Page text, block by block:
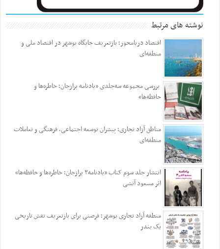
نوشته های مرتبط
اقتصاد دریامحور؛ بازتعریف جایگاه بوشهر در اقتصاد ملی و
منطقه‌ای
بررسی مجموعه سه‌جلدی «یادنامه برازجان؛ خاطره‌ها و
حافظه‌ها»
مناطق آزاد تجاری؛ پیشران توسعه اجتماعی، فرهنگی و تعاملات
منطقه‌ای
انتشار جلد سوم کتاب «یادنامه۳ برازجان؛ خاطره‌ها و حافظه‌ها»
اثر مسعود آتشی
منطقه آزاد تجاری بوشهر؛ فرصتی برای بازتعریف نقش تاریخی
یک بندر